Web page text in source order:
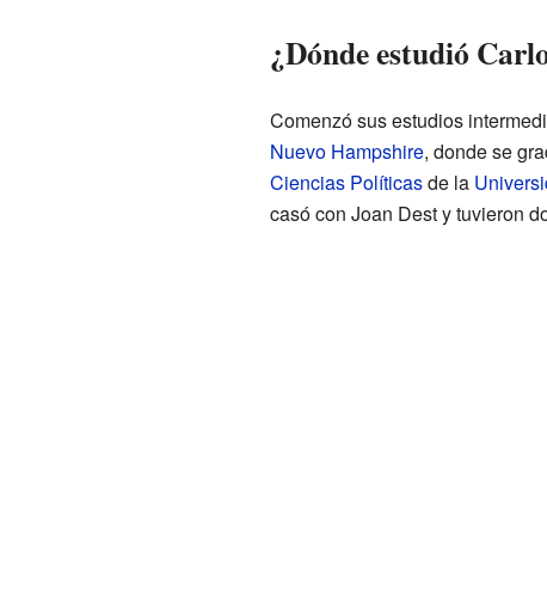
¿Dónde estudió
Comenzó sus estudios
Nuevo Hampshire, donde se
Ciencias Políticasde la
casó con Joan Dest y tuvieron